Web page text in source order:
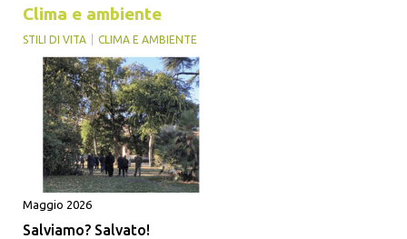
Clima e ambiente
STILI DI VITA CLIMA E AMBIENTE
Maggio 2026
Salviamo? Salvato!